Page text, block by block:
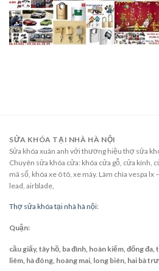
SỬA KHÓA TẠI NHÀ HÀ NỘI
Sửa khóa xuân anh với thương hiệu thợ sửa
Chuyên sửa khóa cửa: khóa cửa gỗ, cửa kính,
mã số, khóa xe ô tô, xe máy. Làm chìa vespa lx
lead, airblade,
Thợ sửa khóa tại nhà hà nội:
Quận:
cầu giấy, tây hồ, ba đình, hoàn kiếm, đống
liêm, hà đông, hoàng mai, long biên, hai bà